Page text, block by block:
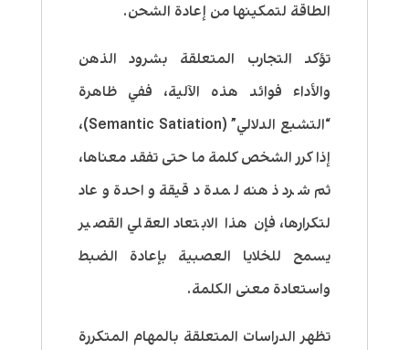
الطاقة لتمكينها من إعادة الشحن.
تؤكد التجارب المتعلقة بشرود الذهن
والأداء فوائد هذه الآلية، ففي ظاهرة
“التشبع الدلالي” (Semantic Satiation)،
إذا كرر الشخص كلمة ما حتى تفقد معناها،
ثم شرد ذهنه لمدة دقيقة واحدة وعاد
لتكرارها، فإن هذا الابتعاد العقلي القصير
يسمح للخلايا العصبية بإعادة الضبط
واستعادة معنى الكلمة.
تظهر الدراسات المتعلقة بالمهام المتكررة